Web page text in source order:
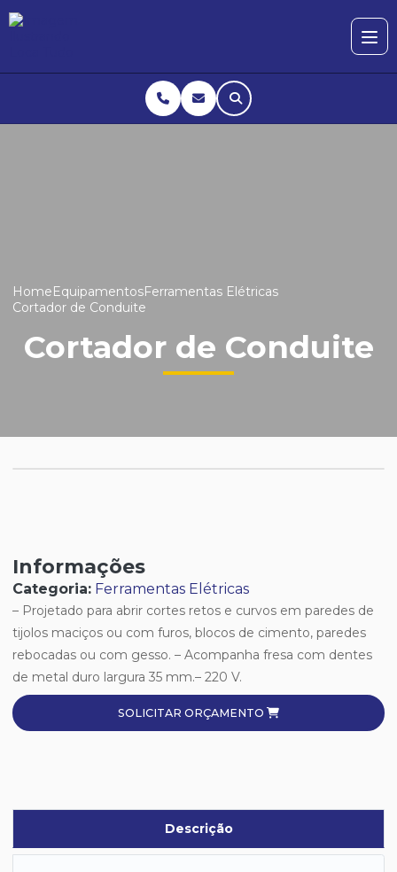
HomeEquipamentosFerramentas Elétricas
Cortador de Conduite
Cortador de Conduite
Informações
Categoria: Ferramentas Elétricas
– Projetado para abrir cortes retos e curvos em paredes de
tijolos maciços ou com furos, blocos de cimento, paredes
rebocadas ou com gesso. – Acompanha fresa com dentes
de metal duro largura 35 mm.– 220 V.
SOLICITAR ORÇAMENTO
Descrição